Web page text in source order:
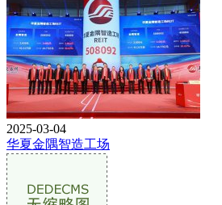
2025-03-04
华夏金隅智造工场